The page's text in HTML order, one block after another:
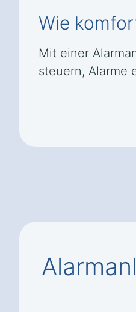
Wie
Mit einer
steuern, Alarme